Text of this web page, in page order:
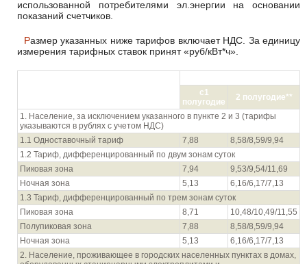
использованной потребителями эл.энергии на основании
показаний счетчиков.
Размер указанных ниже тарифов включает НДС. За единицу
измерения тарифных ставок принят «руб/кВт*ч».
с1
полугодие
2 полугодие**
1. Население, за исключением указанного в пункте 2 и 3 (тарифы
указываются в рублях с учетом НДС)
1.1 Одноставочный тариф
7,88
8,58/8,59/9,94
1.2 Тариф, дифференцированный по двум зонам суток
Пиковая зона
7,94
9,53/9,54/11,69
Ночная зона
5,13
6,16/6,17/7,13
1.3 Тариф, дифференцированный по трем зонам суток
Пиковая зона
8,71
10,48/10,49/11,55
Полупиковая зона
7,88
8,58/8,59/9,94
Ночная зона
5,13
6,16/6,17/7,13
2. Население, проживающее в городских населенных пунктах в домах,